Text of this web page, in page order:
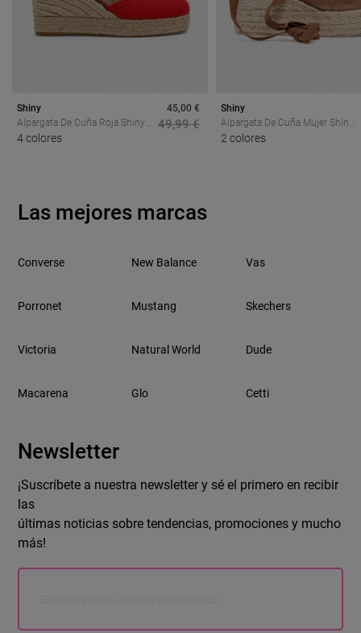
Shiny
Alpargata De Cuña Roja Shiny
6004 Para Mujer, El Toque Que
4 colores
45,00 €
49,99 €
Shiny
Alpargata De Cuña Mujer Shiny
5027 – Alpargata De Esparto
2 colores
Las mejores marcas
Converse New Balance Vas
Porronet Mustang Skechers
Victoria Natural World Dude
Macarena Glo Cetti
Newsletter
¡Suscríbete a nuestra newsletter y sé el primero en recibir
las
últimas noticias sobre tendencias, promociones y mucho
más!